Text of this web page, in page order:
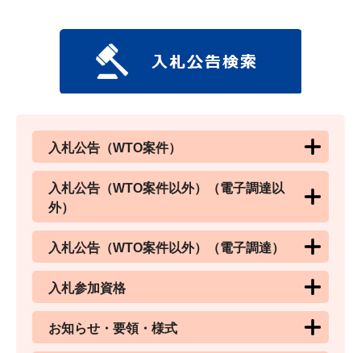
入札公告（WTO案件）
入札公告（WTO案件以外）（電子調達以
外）
入札公告（WTO案件以外）（電子調達）
入札参加資格
お知らせ・要領・様式